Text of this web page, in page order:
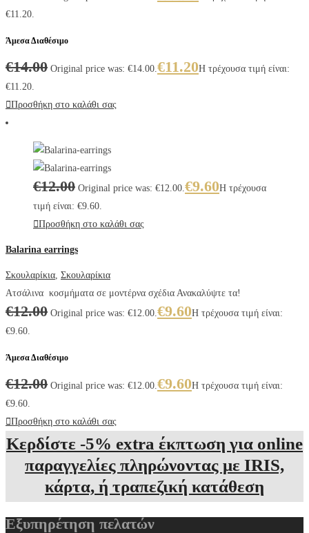
€11.20.
Άμεσα Διαθέσιμο
€14.00 Original price was: €14.00. €11.20Η τρέχουσα τιμή είναι:
€11.20.
Προσθήκη στο καλάθι σας
€12.00 Original price was: €12.00. €9.60Η τρέχουσα
τιμή είναι: €9.60.
Προσθήκη στο καλάθι σας
Balarina earrings
Σκουλαρίκια Σκουλαρίκια
Ατσάλινα κοσμήματα σε μοντέρνα σχέδια Ανακαλύψτε τα!
€12.00 Original price was: €12.00. €9.60Η τρέχουσα τιμή είναι:
€9.60.
Άμεσα Διαθέσιμο
€12.00 Original price was: €12.00. €9.60Η τρέχουσα τιμή είναι:
€9.60.
Προσθήκη στο καλάθι σας
Κερδίστε -5% extra έκπτωση για online
παραγγελίες πληρώνοντας με IRIS,
κάρτα, ή τραπεζική κατάθεση
Εξυπηρέτηση πελατών